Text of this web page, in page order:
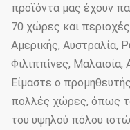
Στρώμα
Επιλογές
ύψους
Πολωνού
χάλυβα
προϊόντα μας έχουν
70 χώρες και
Αμερικής, Αυστραλία,
Φιλιππίνες, Μαλαισία,
Είμαστε ο
πολλές χώρες, όπως
του υψηλού πόλου